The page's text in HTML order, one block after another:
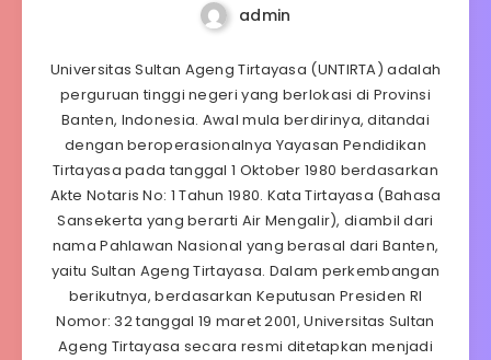
admin
Universitas Sultan Ageng Tirtayasa (UNTIRTA) adalah
perguruan tinggi negeri yang berlokasi di Provinsi
Banten, Indonesia. Awal mula berdirinya, ditandai
dengan beroperasionalnya Yayasan Pendidikan
Tirtayasa pada tanggal 1 Oktober 1980 berdasarkan
Akte Notaris No: 1 Tahun 1980. Kata Tirtayasa (Bahasa
Sansekerta yang berarti Air Mengalir), diambil dari
nama Pahlawan Nasional yang berasal dari Banten,
yaitu Sultan Ageng Tirtayasa. Dalam perkembangan
berikutnya, berdasarkan Keputusan Presiden RI
Nomor: 32 tanggal 19 maret 2001, Universitas Sultan
Ageng Tirtayasa secara resmi ditetapkan menjadi